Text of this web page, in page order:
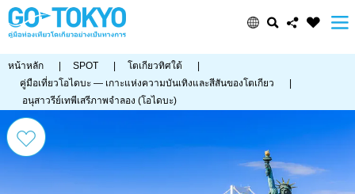
หน้าหลัก SPOT โตเกียวทิศใต้
คู่มือเที่ยวโอไดบะ — เกาะแห่งความบันเทิงและสีสันของโตเกียว
อนุสาวรีย์เทพีเสรีภาพจำลอง (โอไดบะ)